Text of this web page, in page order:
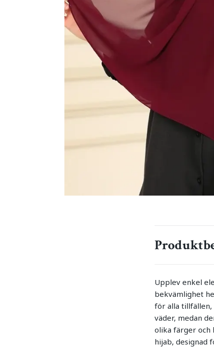
Upplev enkel
bekvämlighet
för alla tillfällen,
väder, medan
olika färger och
hijab, designad